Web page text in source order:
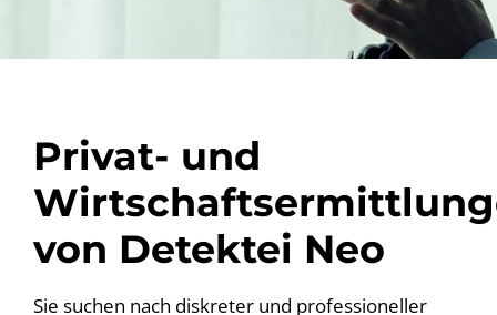
Privat- und
von Detektei Neo
Sie suchen nach diskreter und professioneller